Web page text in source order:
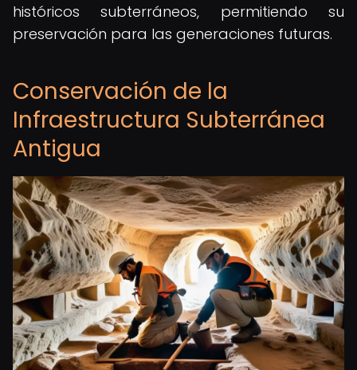
históricos subterráneos, permitiendo su
preservación para las generaciones futuras.
Conservación de la
Infraestructura Subterránea
Antigua